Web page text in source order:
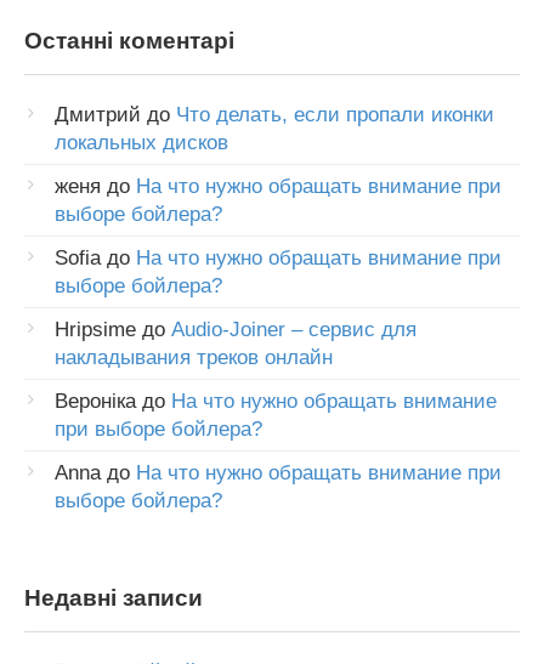
Останні коментарі
Дмитрий до Что делать, если пропали иконки
локальных дисков
женя до На что нужно обращать внимание при
выборе бойлера?
Sofiaдо На что нужно обращать внимание при
выборе бойлера?
Hripsime до Audio-Joiner – сервис для
накладывания треков онлайн
Веронікадо На что нужно обращать внимание
при выборе бойлера?
Annaдо На что нужно обращать внимание при
выборе бойлера?
Недавні записи